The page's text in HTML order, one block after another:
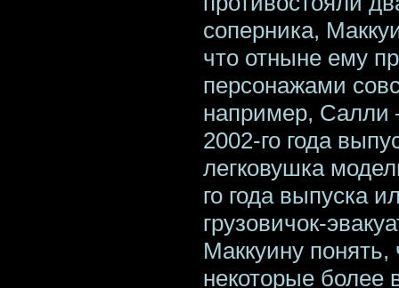
соперника,
что отныне ему
персонажами
например,
2002-го года
легковушка
го года выпуска
грузовичок-
Маккуину
некоторые